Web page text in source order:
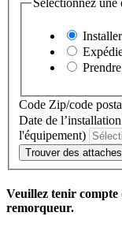
Sélectionnez
Code Zip/code
Date de l’installation
l'équipement)
Trouver des attaches
Veuillez tenir compte
remorqueur.